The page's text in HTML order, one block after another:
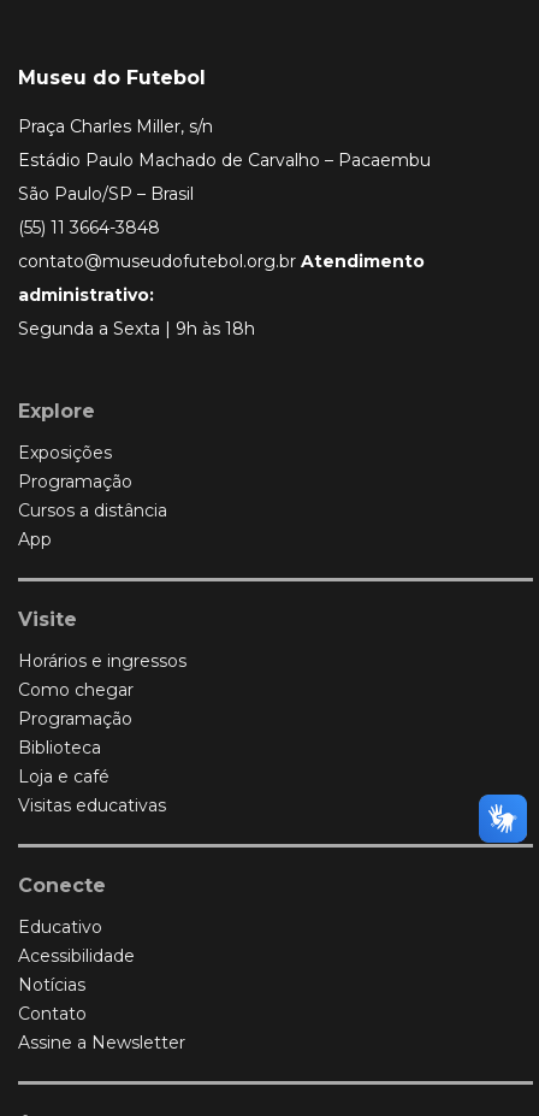
Museu do Futebol
Praça Charles Miller, s/n
Estádio Paulo Machado de Carvalho – Pacaembu
São Paulo/SP – Brasil
(55) 11 3664-3848
contato@museudofutebol.org.br Atendimento
administrativo:
Segunda a Sexta | 9h às 18h
Explore
Exposições
Programação
Cursos a distância
App
Visite
Horários e ingressos
Como chegar
Programação
Biblioteca
Loja e café
Visitas educativas
Conecte
Educativo
Acessibilidade
Notícias
Contato
Assine a Newsletter